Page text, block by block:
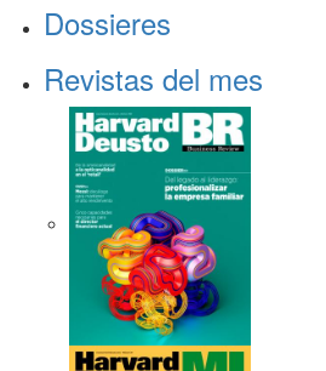
Dossieres
Revistas del mes